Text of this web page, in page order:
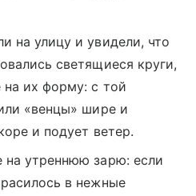
на улицу и увидели, что
светящиеся круги,
на их форму: с той
«венцы» шире и
и подует ветер.
на утреннюю зарю: если
в нежные